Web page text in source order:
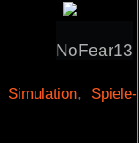
NoFear13
Simulation, Spiele-